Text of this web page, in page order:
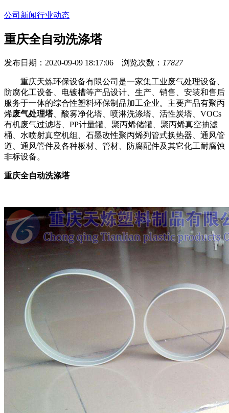
公司新闻行业动态
重庆全自动洗涤塔
发布日期：2020-09-09 18:17:06 浏览次数： 17827
重庆天炼环保设备有限公司是一家集工业废气处理设备、
防腐化工设备、电镀槽等产品设计、生产、销售、安装和售后
服务于一体的综合性塑料环保制品加工企业。主要产品有聚丙
烯废气处理塔、酸雾净化塔、喷淋洗涤塔、活性炭塔、VOCs
有机废气过滤塔、PP计量罐、聚丙烯储罐、聚丙烯真空抽滤
桶、水喷射真空机组、石墨改性聚丙烯列管式换热器、通风管
道、通风管件及各种板材、管材、防腐配件及其它化工耐腐蚀
非标设备。
重庆全自动洗涤塔